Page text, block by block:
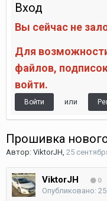
Вход
Вы сейчас не
Для
файлов,
войти.
Войти или
Прошивка
Автор: ViktorJH, 25
ViktorJH 0
Опубликовано: